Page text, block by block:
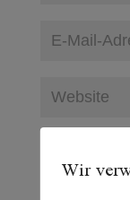
diesem
Wir